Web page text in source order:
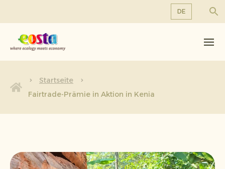
DE
Über uns
Produkte
Nachhaltigkeit
Startseite
Fairtrade-Prämie in Aktion in Kenia